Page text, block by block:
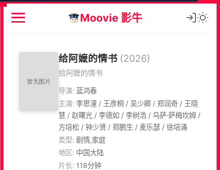
Moovie 影牛
给阿嬷的情书 (2026)
给阿嬷的情书
导演: 蓝鸿春
主演: 李思潼 / 王彦桐 / 吴少卿 / 郑润奇 / 王晓
慧 / 赵曙光 / 李德如 / 李树浩 / 乌萨·萨梅坎姆 /
方培松 / 钟少贤 / 郑鹏生 / 麦乐瑟 / 徐培涌
类型: 剧情,家庭
地区: 中国大陆
片长: 118分钟